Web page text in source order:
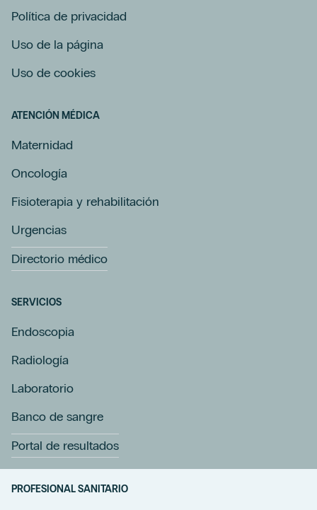
Política de privacidad
Uso de la página
Uso de cookies
ATENCIÓN MÉDICA
Maternidad
Oncología
Fisioterapia y rehabilitación
Urgencias
Directorio médico
SERVICIOS
Endoscopia
Radiología
Laboratorio
Banco de sangre
Portal de resultados
PROFESIONAL SANITARIO